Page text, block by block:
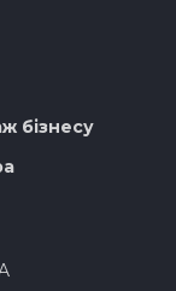
бізнесу